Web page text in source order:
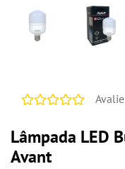
Avalie
Lâmpada LED
Avant